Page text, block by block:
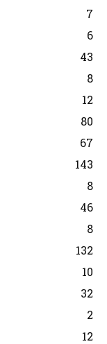
7
6
43
8
12
80
67
143
8
46
8
132
10
32
2
12